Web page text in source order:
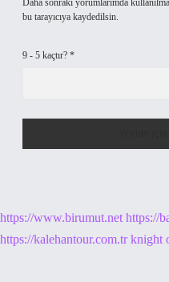
Daha sonraki yorumlarımda
bu tarayıcıya kaydedilsin.
9 - 5 kaçtır? *
https://www.birumut.net https://
https://kalehantour.com.tr knight